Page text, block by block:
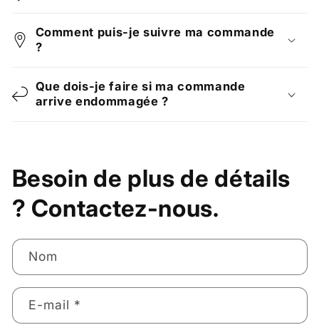
Comment puis-je suivre ma commande
?
Que dois-je faire si ma commande
arrive endommagée ?
Besoin de plus de détails
? Contactez-nous.
Nom
E-mail *